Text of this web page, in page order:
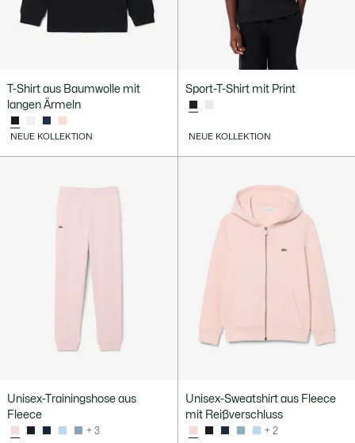
T-Shirt aus Baumwolle mit
langen Ärmeln
NEUE KOLLEKTION
Sport-T-Shirt mit Print
NEUE KOLLEKTION
Unisex-Trainingshose aus
Fleece
+ 3
Unisex-Sweatshirt aus Fleece
mit Reißverschluss
+ 2